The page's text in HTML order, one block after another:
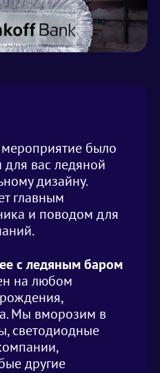
было
вас ледяной
дизайну.
главным
и поводом для
с ледяным баром
на любом
Мы вморозим в
светодиодные
другие